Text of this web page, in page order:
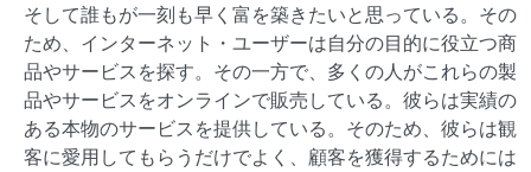
そして誰もが一刻も早く富を築きたいと思っている。その
ため、インターネット・ユーザーは自分の目的に役立つ商
品やサービスを探す。その一方で、多くの人がこれらの製
品やサービスをオンラインで販売している。彼らは実績の
ある本物のサービスを提供している。そのため、彼らは観
客に愛用してもらうだけでよく、顧客を獲得するためには